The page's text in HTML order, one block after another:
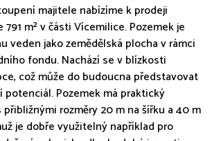
majitele nabízíme k prodeji
m² v části Vícemilice. Pozemek je
veden jako zemědělská plocha v rámci
fondu. Nachází se v blízkosti
což může do budoucna představovat
potenciál. Pozemek má praktický
rozměry 20 m na šířku a 40 m
je dobře využitelný například pro